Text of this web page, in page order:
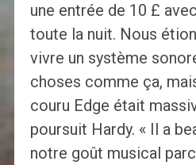
une entrée de 10 £
toute la nuit. Nous
vivre un système
choses comme ça,
couru Edge était
poursuit Hardy. « Il a
notre goût musical